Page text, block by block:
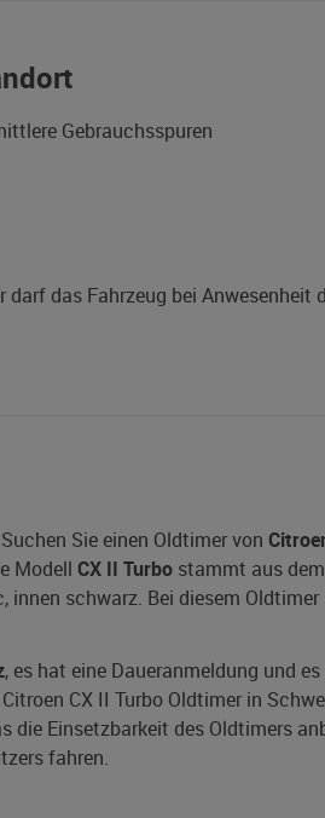
Gebrauchsspuren
darf das Fahrzeug bei Anwesenheit
Sie einen Oldtimer von
Modell CX II Turbo stammt aus
innen schwarz. Bei diesem
, es hat eine Daueranmeldung und
CX II Turbo Oldtimer in
die Einsetzbarkeit des Oldtimers
fahren.